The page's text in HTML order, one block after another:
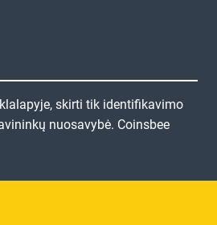
skirti tik identifikavimo
nuosavybė. Coinsbee